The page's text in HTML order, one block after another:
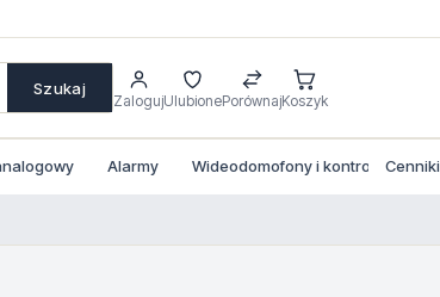
Szukaj
ZalogujUlubionePorównajKoszyk
Alarmy Wideodomofony i kontrola dostepu
Cenniki